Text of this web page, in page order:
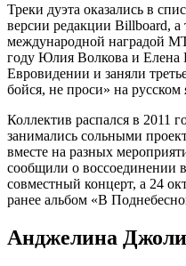
Треки дуэта оказались в
версии редакции Billboard,
международной наградой
году Юлия Волкова и Елена
Евровидении и заняли
бойся, не проси» на русском
Коллектив распался в 2011
занимались сольными
вместе на разных
сообщили о воссоединении
совместный концерт, а 24
ранее альбом «В
Анджелина Джоли